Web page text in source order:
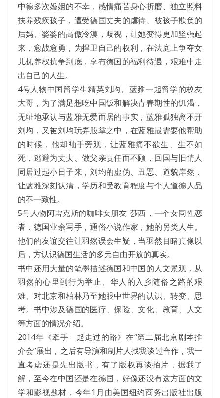
中德多次婚姻的不幸，感情痛苦身心折磨、独立照料
扶养残疾孩子，遭受德国丈夫的虐待、被孩子欺负的
后妈、婆婆的高傲冷漠，歧视，让她变得更加坚强起
来，愈战愈勇，为捍卫自己的权利，在法庭上争夺女
儿抚养权抗争到底，享有德国的福利待遇，艰难中走
出自己的人生。
4号人物中国留学生精英刘均。蓝雅一起留学的校友
大哥，为了满足想吃中国饭和解决青春期性的饥渴，
无耻地承认与蓝雅无爱而居的事实，蓝雅孤独离不开
刘均，又被刘均玩弄股掌之中，在蓝雅最需要他帮助
的时候，他却袖手旁观，让蓝雅痛不欲生、生不如
死，逃避为丈夫、做父亲责任而不顾，回国与旧情人
同居过起小日子来，刘均的虚伪、丑恶、道貌岸然，
让蓝雅深刻认清，学历和受教育程度与个人道德人品
的不一致性。
5号人物阿雷克斯的咖啡女朋友-莎西，一个女同性恋
者，德国业余写手，通俗小说作家，她的另类人生。
他们的友谊交往让羽然误会生疑，当羽然目睹真像以
后，方认识德国生活的多元自由开放的真实。
书中还用大量的笔墨描述德国和中国的人文景观，从
羽然的心里到行为举止、华人的入乡随俗之路的艰
难、对北京和柏林乃至她眼中世界的认识、转变、思
考。书中涉及德国的医疗、保险、文化、教育、人文
等方面的情况介绍。
2014年《牵手一起走过的路》在“第二届北京剧本推
介会”展出，之后有导演和制片人找我谈过合作，我一
直考虑还是先出版书，有了版权再谈拍片，据我了
解，至今在中国还是在德国，好像还没有这方面的文
学和影视题材，今年1月由美国纽约商务出版社出版